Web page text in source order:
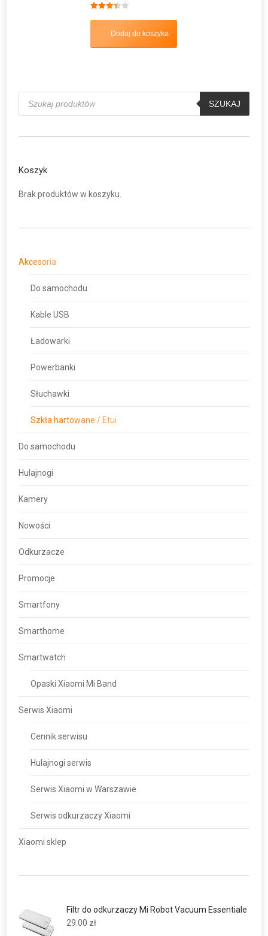
3.40
Dodaj do koszyka
Wyszukiwarka
produktów
SZUKAJ
Koszyk
Brak produktów w koszyku.
Akcesoria
Do samochodu
Kable USB
Ładowarki
Powerbanki
Słuchawki
Szkła hartowane / Etui
Do samochodu
Hulajnogi
Kamery
Nowości
Odkurzacze
Promocje
Smartfony
Smarthome
Smartwatch
Opaski Xiaomi Mi Band
Serwis Xiaomi
Cennik serwisu
Hulajnogi serwis
Serwis Xiaomi w Warszawie
Serwis odkurzaczy Xiaomi
Xiaomi sklep
Filtr do odkurzaczy Mi Robot Vacuum Essentiale
29.00 zł